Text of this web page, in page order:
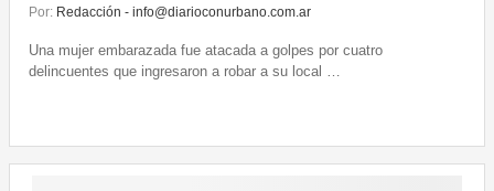
Por: Redacción - info@diarioconurbano.com.ar
Una mujer embarazada fue atacada a golpes por cuatro
delincuentes que ingresaron a robar a su local …